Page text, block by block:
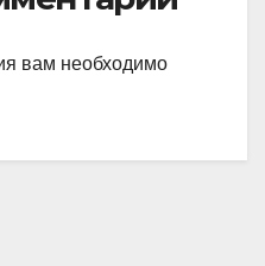
вам необходимо